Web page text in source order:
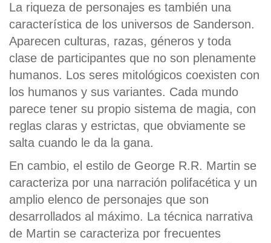
La riqueza de personajes es también una
característica de los universos de Sanderson.
Aparecen culturas, razas, géneros y toda
clase de participantes que no son plenamente
humanos. Los seres mitológicos coexisten con
los humanos y sus variantes. Cada mundo
parece tener su propio sistema de magia, con
reglas claras y estrictas, que obviamente se
salta cuando le da la gana.
En cambio, el estilo de George R.R. Martin se
caracteriza por una narración polifacética y un
amplio elenco de personajes que son
desarrollados al máximo. La técnica narrativa
de Martin se caracteriza por frecuentes